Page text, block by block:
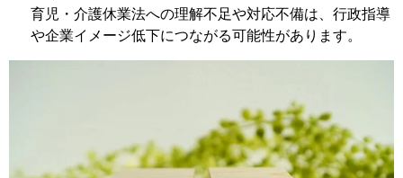
育児・介護休業法への理解不足や対応不備は、行政指導
や企業イメージ低下につながる可能性があります。